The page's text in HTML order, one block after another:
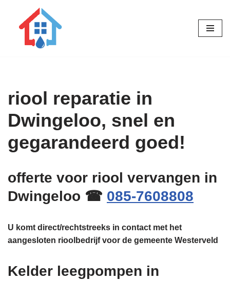
riool reparatie in
Dwingeloo, snel en
gegarandeerd goed!
offerte voor riool vervangen in
Dwingeloo ☎ 085-7608808
U komt direct/rechtstreeks in contact met het
aangesloten rioolbedrijf voor de gemeente Westerveld
Kelder leegpompen in